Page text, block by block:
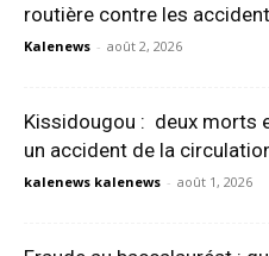
routière contre les
Kalenews - août 2, 2026
Kissidougou : deux morts
un accident de la
kalenews kalenews - août 1, 2026